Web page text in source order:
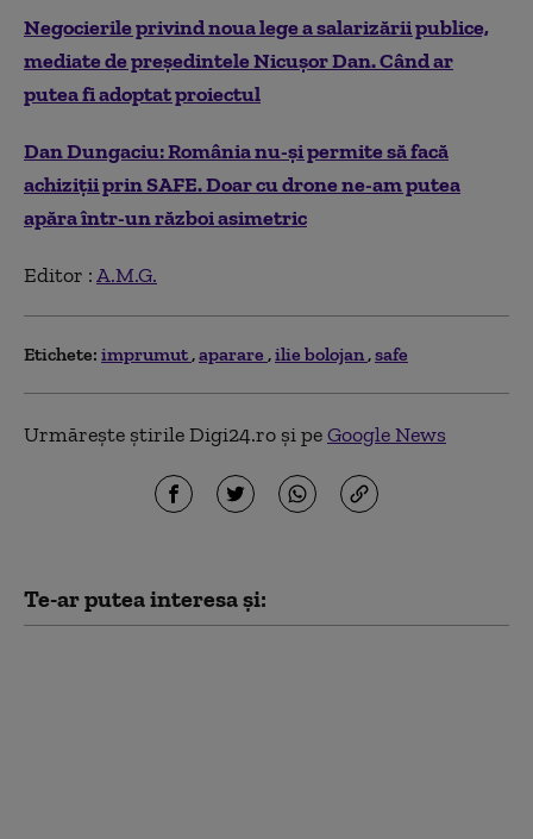
Negocierile privind noua lege a salarizării publice,
mediate de președintele Nicușor Dan. Când ar
putea fi adoptat proiectul
Dan Dungaciu: România nu-și permite să facă
achiziții prin SAFE. Doar cu drone ne-am putea
apăra într-un război asimetric
Editor :A.M.G.
Etichete: imprumut aparare ilie bolojan safe
Urmărește știrile Digi24.ro și peGoogle News
Te-ar putea interesa și: